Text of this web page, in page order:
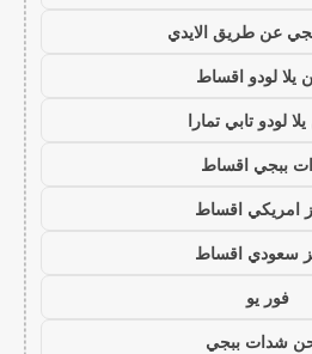
عن طريق الايدي
لودو اقساط
لودو تابي تمارا
ببجي اقساط
امريكي اقساط
سعودي اقساط
فور يو
شدات ببجي